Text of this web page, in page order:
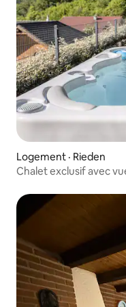
Logement · Rieden
Chalet exclusif avec